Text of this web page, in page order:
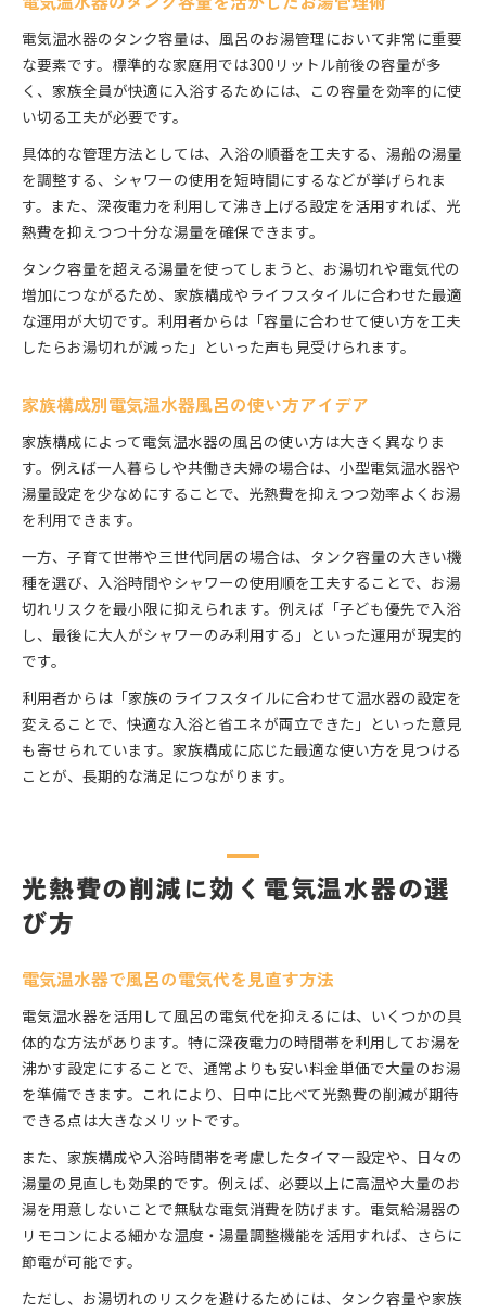
電気温水器のタンク容量は、風呂のお湯管理において非常に重要
な要素です。標準的な家庭用では300リットル前後の容量が多
く、家族全員が快適に入浴するためには、この容量を効率的に使
い切る工夫が必要です。
具体的な管理方法としては、入浴の順番を工夫する、湯船の湯量
を調整する、シャワーの使用を短時間にするなどが挙げられま
す。また、深夜電力を利用して沸き上げる設定を活用すれば、光
熱費を抑えつつ十分な湯量を確保できます。
タンク容量を超える湯量を使ってしまうと、お湯切れや電気代の
増加につながるため、家族構成やライフスタイルに合わせた最適
な運用が大切です。利用者からは「容量に合わせて使い方を工夫
したらお湯切れが減った」といった声も見受けられます。
家族構成別電気温水器風呂の使い方アイデア
家族構成によって電気温水器の風呂の使い方は大きく異なりま
す。例えば一人暮らしや共働き夫婦の場合は、小型電気温水器や
湯量設定を少なめにすることで、光熱費を抑えつつ効率よくお湯
を利用できます。
一方、子育て世帯や三世代同居の場合は、タンク容量の大きい機
種を選び、入浴時間やシャワーの使用順を工夫することで、お湯
切れリスクを最小限に抑えられます。例えば「子ども優先で入浴
し、最後に大人がシャワーのみ利用する」といった運用が現実的
です。
利用者からは「家族のライフスタイルに合わせて温水器の設定を
変えることで、快適な入浴と省エネが両立できた」といった意見
も寄せられています。家族構成に応じた最適な使い方を見つける
ことが、長期的な満足につながります。
光熱費の削減に効く電気温水器の選
び方
電気温水器で風呂の電気代を見直す方法
電気温水器を活用して風呂の電気代を抑えるには、いくつかの具
体的な方法があります。特に深夜電力の時間帯を利用してお湯を
沸かす設定にすることで、通常よりも安い料金単価で大量のお湯
を準備できます。これにより、日中に比べて光熱費の削減が期待
できる点は大きなメリットです。
また、家族構成や入浴時間帯を考慮したタイマー設定や、日々の
湯量の見直しも効果的です。例えば、必要以上に高温や大量のお
湯を用意しないことで無駄な電気消費を防げます。電気給湯器の
リモコンによる細かな温度・湯量調整機能を活用すれば、さらに
節電が可能です。
ただし、お湯切れのリスクを避けるためには、タンク容量や家族